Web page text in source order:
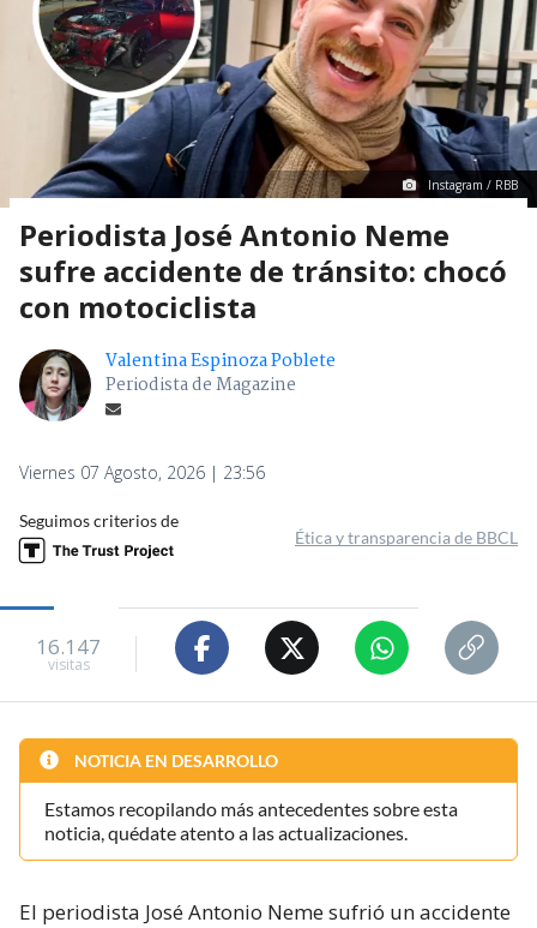
Instagram / RBB
Periodista José Antonio Neme
sufre accidente de tránsito: chocó
con motociclista
Valentina Espinoza Poblete
Periodista de Magazine
Viernes 07 Agosto, 2026 | 23:56
Seguimos criterios de
Ética y transparencia de BBCL
16.147
visitas
NOTICIA EN DESARROLLO
Estamos recopilando más antecedentes sobre esta
noticia, quédate atento a las actualizaciones.
El periodista José Antonio Neme sufrió un accidente